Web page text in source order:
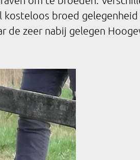
broed gelegenheid
de zeer nabij gelegen